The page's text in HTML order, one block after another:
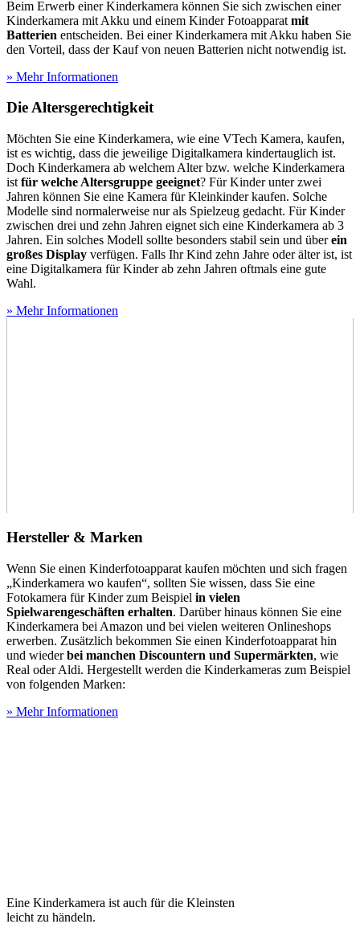
Beim Erwerb einer Kinderkamera können Sie sich zwischen einer
Kinderkamera mit Akku und einem Kinder Fotoapparat mit
Batterien entscheiden. Bei einer Kinderkamera mit Akku haben Sie
den Vorteil, dass der Kauf von neuen Batterien nicht notwendig ist.
» Mehr Informationen
Die Altersgerechtigkeit
Möchten Sie eine Kinderkamera, wie eine VTech Kamera, kaufen,
ist es wichtig, dass die jeweilige Digitalkamera kindertauglich ist.
Doch Kinderkamera ab welchem Alter bzw. welche Kinderkamera
ist für welche Altersgruppe geeignet? Für Kinder unter zwei
Jahren können Sie eine Kamera für Kleinkinder kaufen. Solche
Modelle sind normalerweise nur als Spielzeug gedacht. Für Kinder
zwischen drei und zehn Jahren eignet sich eine Kinderkamera ab 3
Jahren. Ein solches Modell sollte besonders stabil sein und überein
großes Display verfügen. Falls Ihr Kind zehn Jahre oder älter ist, ist
eine Digitalkamera für Kinder ab zehn Jahren oftmals eine gute
Wahl.
» Mehr Informationen
Hersteller & Marken
Wenn Sie einen Kinderfotoapparat kaufen möchten und sich fragen
„Kinderkamera wo kaufen“, sollten Sie wissen, dass Sie eine
Fotokamera für Kinder zum Beispiel in vielen
Spielwarengeschäften erhalten. Darüber hinaus können Sie eine
Kinderkamera bei Amazon und bei vielen weiteren Onlineshops
erwerben. Zusätzlich bekommen Sie einen Kinderfotoapparat hin
und wiederbei manchen Discountern und Supermärkten, wie
Real oder Aldi. Hergestellt werden die Kinderkameras zum Beispiel
von folgenden Marken:
» Mehr Informationen
Eine Kinderkamera ist auch für die Kleinsten
leicht zu händeln.